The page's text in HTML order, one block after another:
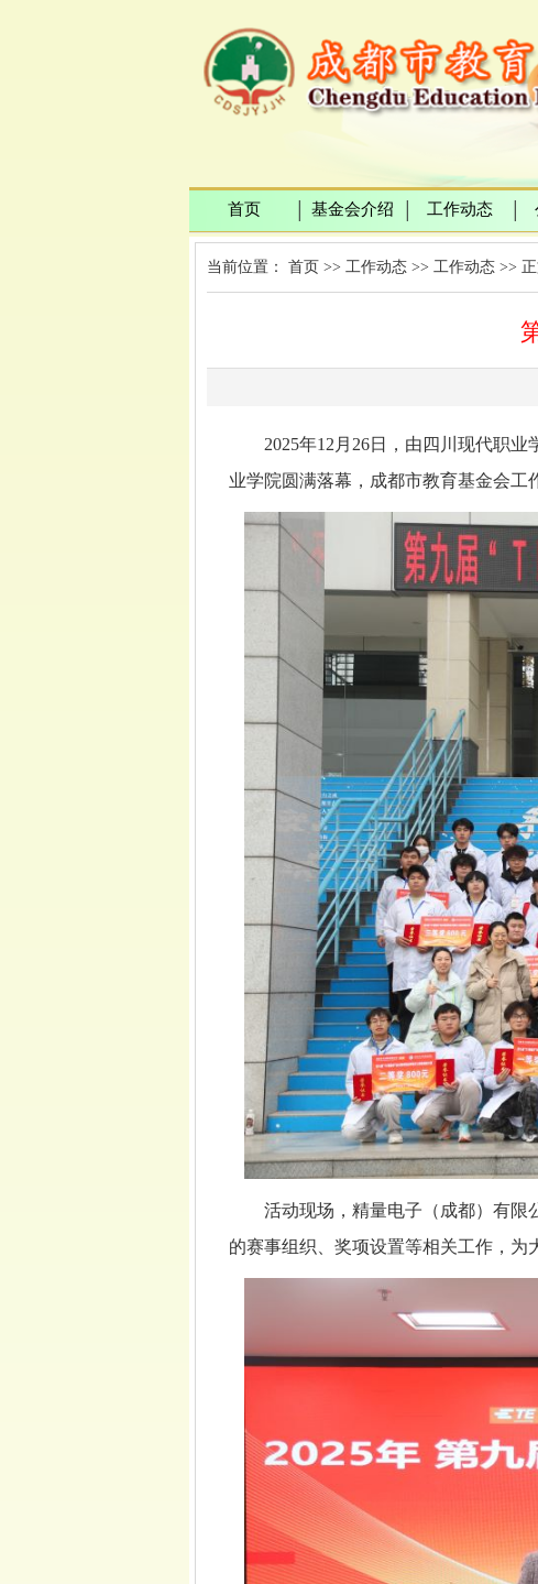
首页 基金会介绍 工作动态
当前位置： 首页 >> 工作动态 >> 工作动态 >>
2025年12月26日，由四川现代职
业学院圆满落幕，成都市教育基金会工
活动现场，精量电子（成都）有限
的赛事组织、奖项设置等相关工作，为